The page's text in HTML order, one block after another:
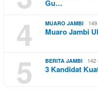
Gu…
4 MUARO JAMBI
Muaro Jambi
5 BERITA JAMBI 142
3 Kandidat